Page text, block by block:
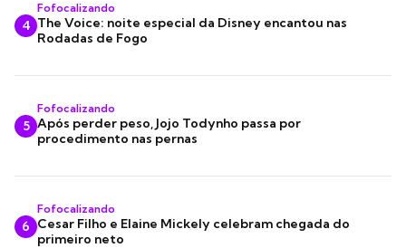
4
Fofocalizando
The Voice: noite especial da Disney encantou nas
Rodadas de Fogo
5
Fofocalizando
Após perder peso, Jojo Todynho passa por
procedimento nas pernas
6
Fofocalizando
Cesar Filho e Elaine Mickely celebram chegada do
primeiro neto